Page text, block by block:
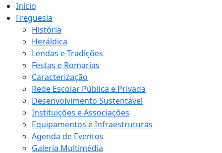
Início
Freguesia
História
Heráldica
Lendas e Tradições
Festas e Romarias
Caracterização
Rede Escolar Pública e Privada
Desenvolvimento Sustentável
Instituições e Associações
Equipamentos e Infraestruturas
Agenda de Eventos
Galeria Multimédia